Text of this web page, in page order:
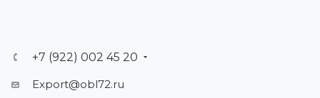
+7 (922) 002 45 20
Export@obl72.ru